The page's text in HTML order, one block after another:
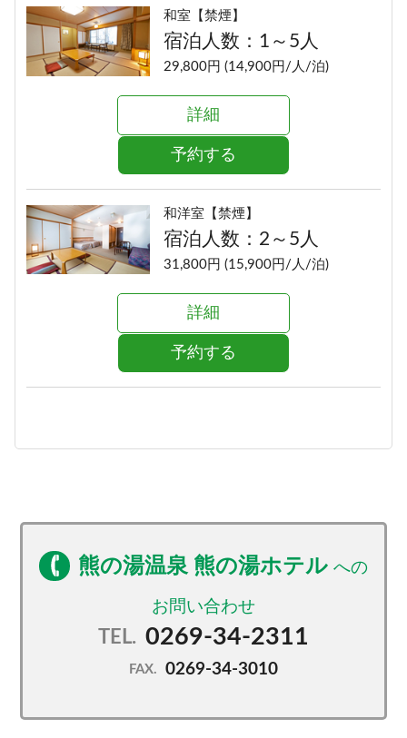
和室【禁煙】
宿泊人数：1～5人
29,800円 (14,900円/人/泊)
詳細
予約する
和洋室【禁煙】
宿泊人数：2～5人
31,800円 (15,900円/人/泊)
詳細
予約する
熊の湯温泉 熊の湯ホテル
TEL. 0269-34-2311
FAX. 0269-34-3010